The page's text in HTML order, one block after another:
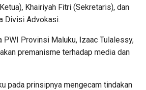
Khairiyah Fitri (Sekretaris), dan
Divisi Advokasi.
PWI Provinsi Maluku, Izaac Tulalessy,
premanisme terhadap media dan
pada prinsipnya mengecam tindakan